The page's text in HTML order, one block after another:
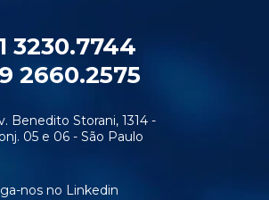
3230.7744
2660.2575
Benedito Storani, 1314 -
05 e 06 - São Paulo
nos no Linkedin